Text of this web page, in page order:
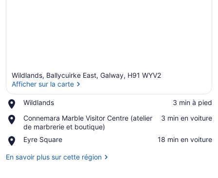
Wildlands, Ballycuirke East, Galway, H91 WYV2
Afficher sur la carte
Wildlands
Place,
‪3 min à pied‬
Connemara Marble Visitor Centre (atelier
de marbrerie et boutique)
Place,
Connemara
Marble
Visitor
Centre
(atelier
‪3 min en voiture‬
Eyre Square
Place,
Square
‪18 min en voiture‬
En savoir plus sur cette région